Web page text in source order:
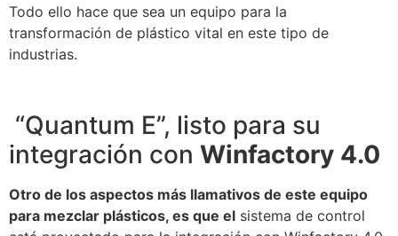
Todo ello hace que sea un equipo para la
transformación de plástico vital en este tipo de
industrias.
“Quantum E”, listo para su
integración con Winfactory 4.0
Otro de los aspectos más llamativos de este equipo
para mezclar plásticos, es que el sistema de control